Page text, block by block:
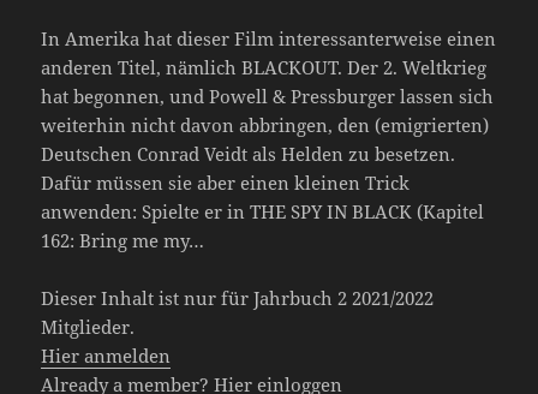
In Amerika hat dieser Film interessanterweise einen
anderen Titel, nämlich BLACKOUT. Der 2. Weltkrieg
hat begonnen, und Powell & Pressburger lassen sich
weiterhin nicht davon abbringen, den (emigrierten)
Deutschen Conrad Veidt als Helden zu besetzen.
Dafür müssen sie aber einen kleinen Trick
anwenden: Spielte er in THE SPY IN BLACK (Kapitel
162: Bring me my…
Dieser Inhalt ist nur für Jahrbuch 2 2021/2022
Mitglieder.
Hier anmelden
Already a member?Hier einloggen